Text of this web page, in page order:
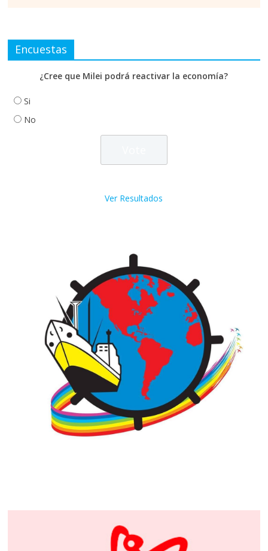
Encuestas
¿Cree que Milei podrá reactivar la economía?
Si
No
Ver Resultados